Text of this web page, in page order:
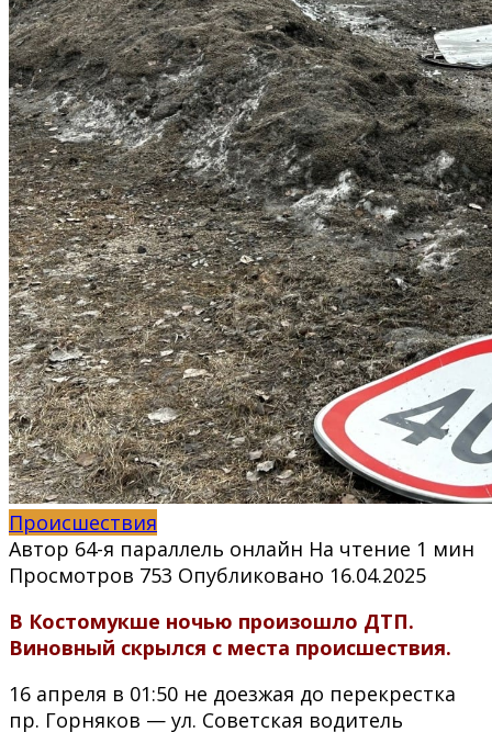
Происшествия
Автор 64-я параллель онлайн На чтение 1 мин
Просмотров 753 Опубликовано 16.04.2025
В Костомукше ночью произошло ДТП.
Виновный скрылся с места происшествия.
16 апреля в 01:50 не доезжая до перекрестка
пр. Горняков — ул. Советская водитель